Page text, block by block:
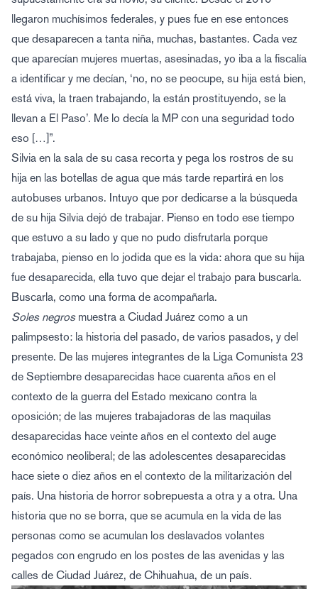
llegaron muchísimos federales, y pues fue en ese entonces
que desaparecen a tanta niña, muchas, bastantes. Cada vez
que aparecían mujeres muertas, asesinadas, yo iba a la fiscalía
a identificar y me decían, ‘no, no se peocupe, su hija está bien,
está viva, la traen trabajando, la están prostituyendo, se la
llevan a El Paso’. Me lo decía la MP con una seguridad todo
eso […]”.
Silvia en la sala de su casa recorta y pega los rostros de su
hija en las botellas de agua que más tarde repartirá en los
autobuses urbanos. Intuyo que por dedicarse a la búsqueda
de su hija Silvia dejó de trabajar. Pienso en todo ese tiempo
que estuvo a su lado y que no pudo disfrutarla porque
trabajaba, pienso en lo jodida que es la vida: ahora que su hija
fue desaparecida, ella tuvo que dejar el trabajo para buscarla.
Buscarla, como una forma de acompañarla.
Soles negrosmuestra a Ciudad Juárez como a un
palimpsesto: la historia del pasado, de varios pasados, y del
presente. De las mujeres integrantes de la Liga Comunista 23
de Septiembre desaparecidas hace cuarenta años en el
contexto de la guerra del Estado mexicano contra la
oposición; de las mujeres trabajadoras de las maquilas
desaparecidas hace veinte años en el contexto del auge
económico neoliberal; de las adolescentes desaparecidas
hace siete o diez años en el contexto de la militarización del
país. Una historia de horror sobrepuesta a otra y a otra. Una
historia que no se borra, que se acumula en la vida de las
personas como se acumulan los deslavados volantes
pegados con engrudo en los postes de las avenidas y las
calles de Ciudad Juárez, de Chihuahua, de un país.